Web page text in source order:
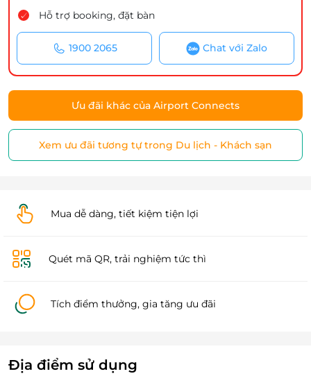
Hỗ trợ booking, đặt bàn
1900 2065 Chat với Zalo
Ưu đãi khác của Airport Connects
Xem ưu đãi tương tự trong Du lịch - Khách sạn
Mua dễ dàng, tiết kiệm tiện lợi
Quét mã QR, trải nghiệm tức thì
Tích điểm thưởng, gia tăng ưu đãi
Địa điểm sử dụng